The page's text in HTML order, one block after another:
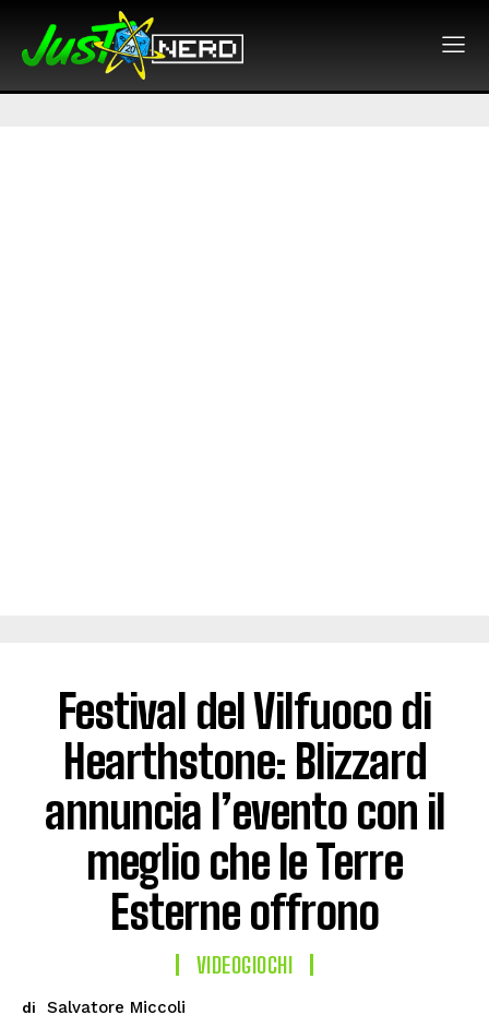
Festival del Vilfuoco di
Hearthstone: Blizzard
annuncia l’evento con il
meglio che le Terre
Esterne offrono
VIDEOGIOCHI
di Salvatore Miccoli